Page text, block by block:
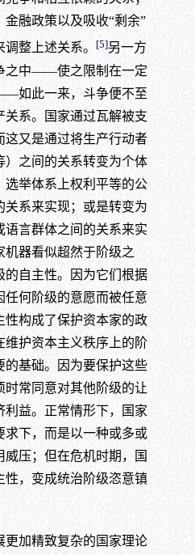
融政策以及吸收“剩余”
整上述关系。 [5]另一方
之中——使之限制在一定
如此一来，斗争便不至
系。国家通过瓦解被支
这又是通过将生产行动者
）之间的关系转变为个体
选举体系上权利平等的公
关系来实现；或是转变为
言群体之间的关系来实
器看似超然于阶级之
的自主性。因为它们根据
任何阶级的意愿而被任意
性构成了保护资本家的政
护资本主义秩序上的阶
基础。因为要保护这些
常同意对其他阶级的让
利益。正常情形下，国家
求下，而是以一种或多或
压；但在危机时期，国
性，变成统治阶级恣意镇
加精致复杂的国家理论